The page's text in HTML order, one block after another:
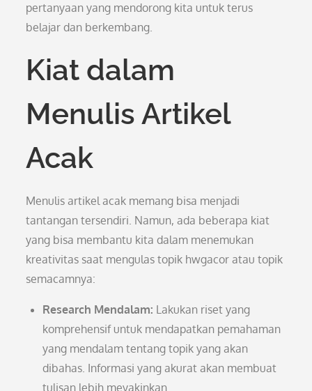
pertanyaan yang mendorong kita untuk terus
belajar dan berkembang.
Kiat dalam
Menulis Artikel
Acak
Menulis artikel acak memang bisa menjadi
tantangan tersendiri. Namun, ada beberapa kiat
yang bisa membantu kita dalam menemukan
kreativitas saat mengulas topik hwgacor atau topik
semacamnya:
Research Mendalam: Lakukan riset yang
komprehensif untuk mendapatkan pemahaman
yang mendalam tentang topik yang akan
dibahas. Informasi yang akurat akan membuat
tulisan lebih meyakinkan.